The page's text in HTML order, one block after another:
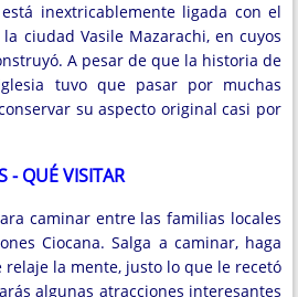
inextricablemente ligada con el
ciudad Vasile Mazarachi, en cuyos
A pesar de que la historia de
tuvo que pasar por muchas
su aspecto original casi por
- QUÉ VISITAR
caminar entre las familias locales
Ciocana. Salga a caminar, haga
la mente, justo lo que le recetó
algunas atracciones interesantes